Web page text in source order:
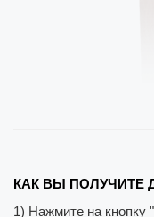
КАК ВЫ ПОЛУЧИТЕ
1) Нажмите на